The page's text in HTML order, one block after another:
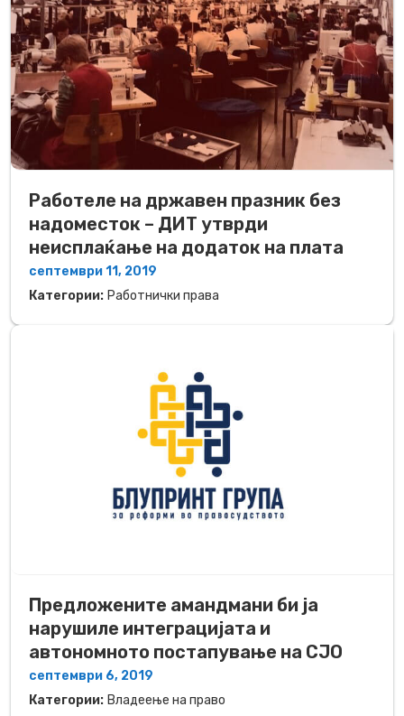
Работеле на државен празник без
надоместок – ДИТ утврди
неисплаќање на додаток на плата
септември 11, 2019
Категории: Работнички права
Предложените амандмани би ја
нарушиле интеграцијата и
автономното постапување на СЈО
септември 6, 2019
Категории: Владеење на право